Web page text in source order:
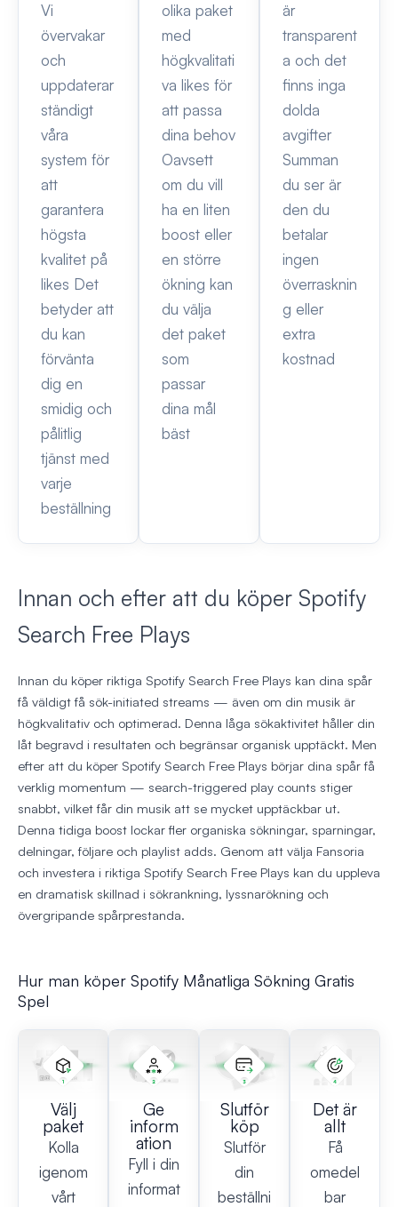
Vi
övervakar
och
uppdaterar
ständigt
våra
system för
att
garantera
högsta
kvalitet på
likes Det
betyder att
du kan
förvänta
dig en
smidig och
pålitlig
tjänst med
varje
beställning
olika paket
med
högkvalitati
va likes för
att passa
dina behov
Oavsett
om du vill
ha en liten
boost eller
en större
ökning kan
du välja
det paket
som
passar
dina mål
bäst
är
transparent
a och det
finns inga
dolda
avgifter
Summan
du ser är
den du
betalar
ingen
överrasknin
g eller
extra
kostnad
Innan och efter att du köper Spotify
Search Free Plays
Innan du köper riktiga Spotify Search Free Plays kan dina spår
få väldigt få sök-initiated streams — även om din musik är
högkvalitativ och optimerad. Denna låga sökaktivitet håller din
låt begravd i resultaten och begränsar organisk upptäckt. Men
efter att du köper Spotify Search Free Plays börjar dina spår få
verklig momentum — search-triggered play counts stiger
snabbt, vilket får din musik att se mycket upptäckbar ut.
Denna tidiga boost lockar fler organiska sökningar, sparningar,
delningar, följare och playlist adds. Genom att välja Fansoria
och investera i riktiga Spotify Search Free Plays kan du uppleva
en dramatisk skillnad i sökrankning, lyssnarökning och
övergripande spårprestanda.
Hur man köper Spotify Månatliga Sökning Gratis
Spel
Välj
paket
Kolla
igenom
vårt
Ge
inform
ation
Fyll i din
informat
Slutför
köp
Slutför
din
beställni
Det är
allt
Få
omedel
bar